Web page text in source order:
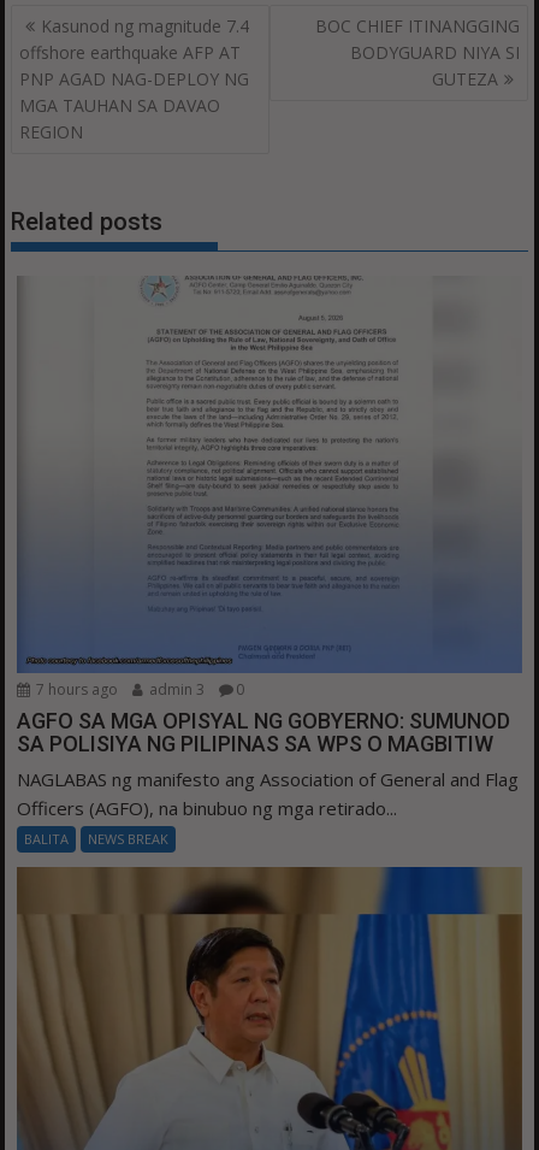
Post
navigation
Kasunod ng magnitude 7.4
offshore earthquake AFP AT
PNP AGAD NAG-DEPLOY NG
MGA TAUHAN SA DAVAO
REGION
BOC CHIEF ITINANGGING
BODYGUARD NIYA SI
GUTEZA
Related posts
7 hours ago admin 3 0
AGFO SA MGA OPISYAL NG GOBYERNO: SUMUNOD
SA POLISIYA NG PILIPINAS SA WPS O MAGBITIW
NAGLABAS ng manifesto ang Association of General and Flag
Officers (AGFO), na binubuo ng mga retirado...
BALITA NEWS BREAK